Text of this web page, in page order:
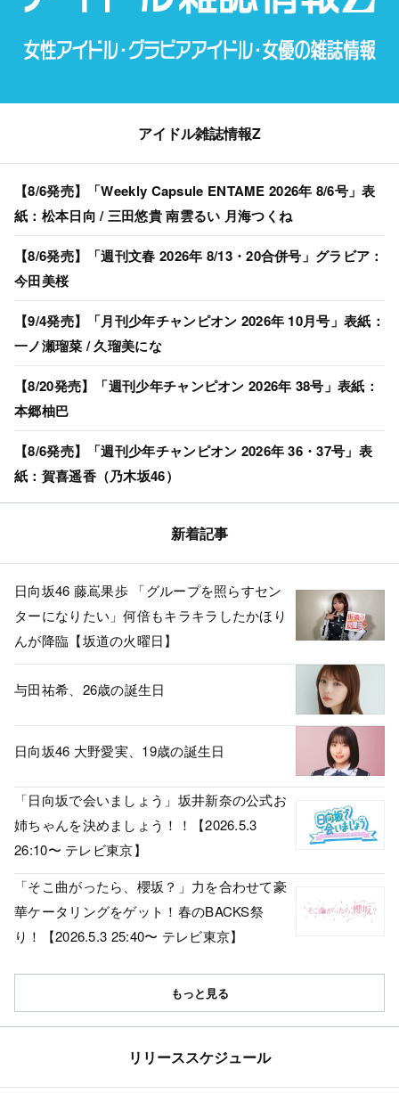
アイドル雑誌情報Z
【8/6発売】「Weekly Capsule ENTAME 2026年 8/6号」表
紙：松本日向 / 三田悠貴 南雲るい 月海つくね
【8/6発売】「週刊文春 2026年 8/13・20合併号」グラビア：
今田美桜
【9/4発売】「月刊少年チャンピオン 2026年 10月号」表紙：
一ノ瀬瑠菜 / 久瑠美にな
【8/20発売】「週刊少年チャンピオン 2026年 38号」表紙：
本郷柚巴
【8/6発売】「週刊少年チャンピオン 2026年 36・37号」表
紙：賀喜遥香（乃木坂46）
新着記事
日向坂46 藤嶌果歩 「グループを照らすセン
ターになりたい」何倍もキラキラしたかほり
んが降臨【坂道の火曜日】
与田祐希、26歳の誕生日
日向坂46 大野愛実、19歳の誕生日
「日向坂で会いましょう」坂井新奈の公式お
姉ちゃんを決めましょう！！【2026.5.3
26:10〜 テレビ東京】
「そこ曲がったら、櫻坂？」力を合わせて豪
華ケータリングをゲット！春のBACKS祭
り！【2026.5.3 25:40〜 テレビ東京】
もっと見る
リリーススケジュール